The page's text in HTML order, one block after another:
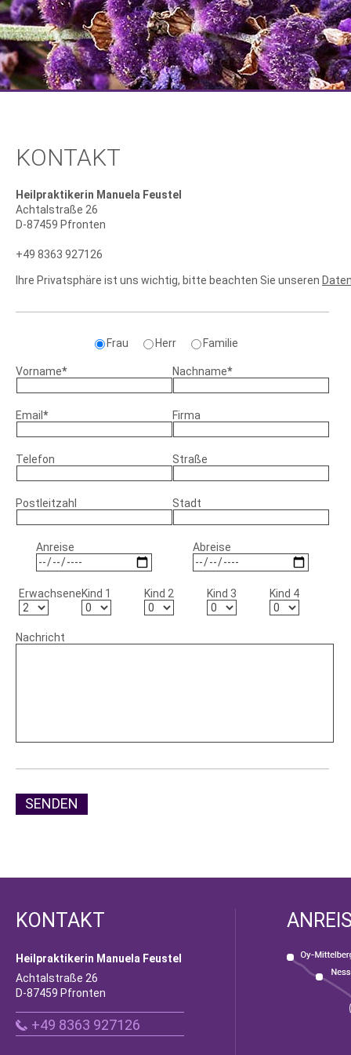
KONTAKT
Heilpraktikerin Manuela Feustel
Achtalstraße 26
D-87459 Pfronten
+49 8363 927126
Ihre Privatsphäre ist uns wichtig, bitte beachten Sie unseren
Frau Herr Familie
Vorname* Nachname*
Email* Firma
Telefon Straße
Postleitzahl Stadt
Anreise Abreise
ErwachseneKind 1 Kind 2 Kind 3 Kind 4
Nachricht
SENDEN
KONTAKT
Heilpraktikerin Manuela Feustel
Achtalstraße 26
D-87459 Pfronten
+49 8363 927126